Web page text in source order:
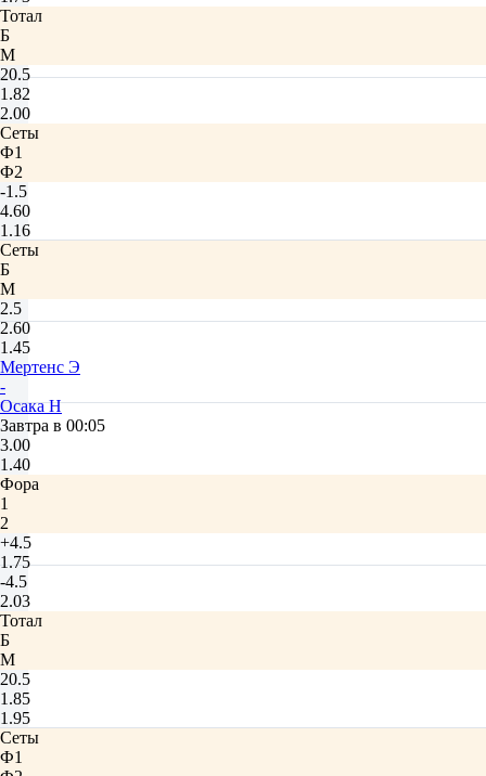
Тотал
Б
М
20.5
1.82
2.00
Сеты
Ф1
Ф2
-1.5
4.60
1.16
Сеты
Б
М
2.5
2.60
1.45
Мертенс Э
-
Осака Н
Завтра в 00:05
3.00
1.40
Фора
1
2
+4.5
1.75
-4.5
2.03
Тотал
Б
М
20.5
1.85
1.95
Сеты
Ф1